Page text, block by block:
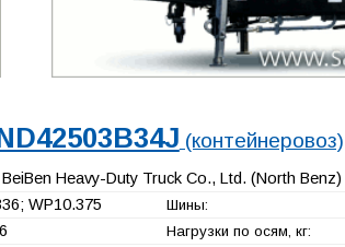
(контейнеровоз)
Heavy-Duty Truck Co., Ltd. (North Benz)
WP10.375 Шины:
Нагрузки по осям, кг: